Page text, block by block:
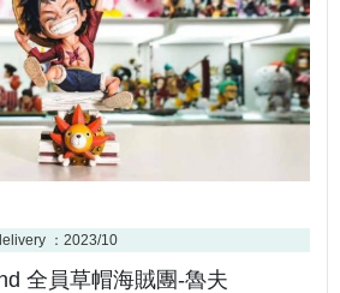
：2023/10
全員草帽海賊團-魯夫